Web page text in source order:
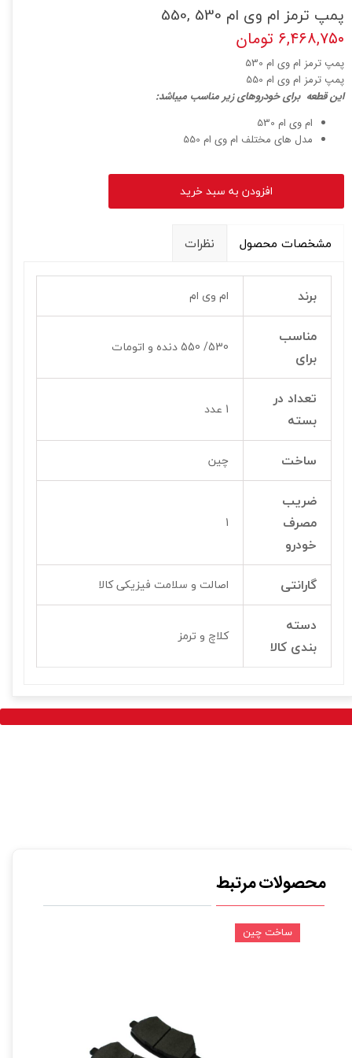
پمپ ترمز ام وی ام 530 ,550
۶,۴۶۸,۷۵۰ تومان
پمپ ترمز ام وی ام 530
پمپ ترمز ام وی ام 550
این قطعه برای خودروهای زیر مناسب میباشد:
ام وی ام 530
مدل های مختلف ام وی ام 550
افزودن به سبد خرید
مشخصات محصول نظرات
برند ام وی ام
مناسب
برای
530/ 550 دنده و اتومات
تعداد در
بسته
1 عدد
ساخت چین
ضریب
مصرف
خودرو
1
گارانتی اصالت و سلامت فیزیکی کالا
دسته
بندی کالا
کلاچ و ترمز
محصولات مرتبط
ساخت چین